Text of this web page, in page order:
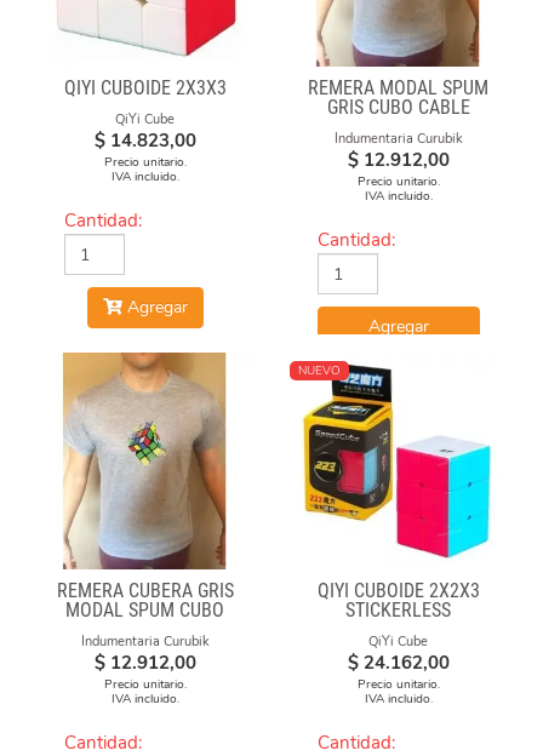
QIYI CUBOIDE 2X3X3
QiYi Cube
$ 14.823,00
Precio unitario.
IVA incluido.
Cantidad:
Agregar
REMERA MODAL SPUM
GRIS CUBO CABLE
Indumentaria Curubik
$ 12.912,00
Precio unitario.
IVA incluido.
Cantidad:
Agregar
REMERA CUBERA GRIS
MODAL SPUM CUBO
Indumentaria Curubik
$ 12.912,00
Precio unitario.
IVA incluido.
Cantidad:
NUEVO
QIYI CUBOIDE 2X2X3
STICKERLESS
QiYi Cube
$ 24.162,00
Precio unitario.
IVA incluido.
Cantidad: